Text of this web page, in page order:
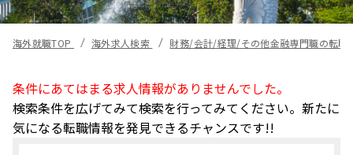
海外就職TOP 海外求人検索 財務/会計/経理/その他金融専門職の転職
条件にあてはまる求人情報がありませんでした。
検索条件を広げてみて検索を行ってみてください。新たに
気になる転職情報を発見できるチャンスです!!